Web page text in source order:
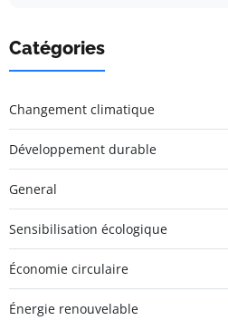
Catégories
Changement climatique
Développement durable
General
Sensibilisation écologique
Économie circulaire
Énergie renouvelable